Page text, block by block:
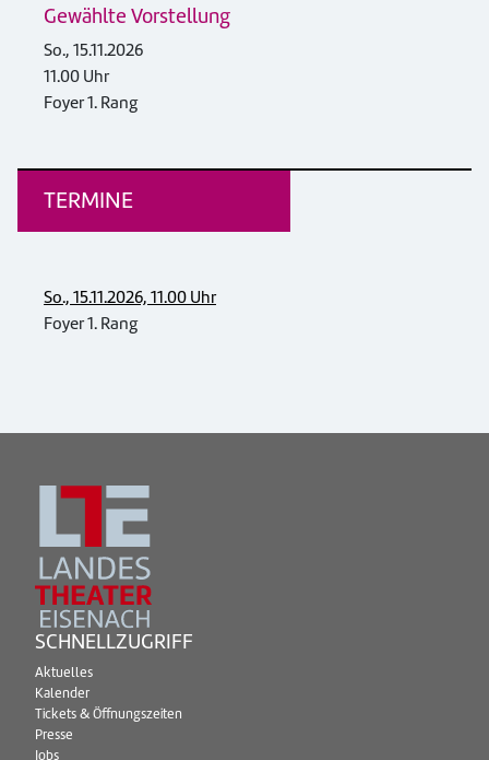
Gewählte Vorstellung
So., 15.11.2026
11.00 Uhr
Foyer 1. Rang
TERMINE
So., 15.11.2026, 11.00 Uhr
Foyer 1. Rang
SCHNELLZUGRIFF
Aktuelles
Kalender
Tickets & Öffnungszeiten
Presse
Jobs